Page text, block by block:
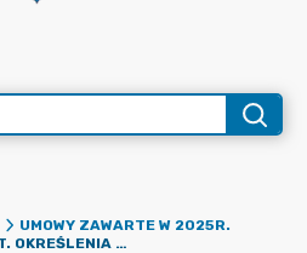
UMOWY ZAWARTE W 2025R.
UMOWA NR 169/2025 DOT. OKREŚLENIA ZASAD UDOSTĘPNIANIA STRONY INTERNETOWEJ PROGRAMU INFORMATYCZNEGO BIP, KTÓREGO CELEM JEST REALIZACJA ZADAŃ I OBOWIĄZKÓW WYNIKAJĄCYCH Z USTAWY Z DNIA 6.09.2001R. O DOSTĘPIE DO INFORMACJI PUBLICZNEJ